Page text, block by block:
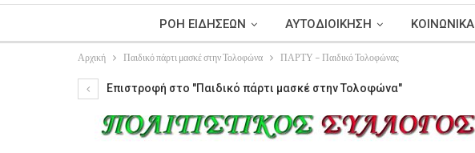
ΡΟΗ ΕΙΔΗΣΕΩΝ ΑΥΤΟΔΙΟΙΚΗΣΗ ΚΟΙΝΩΝΙΚΑ
Αρχική Παιδικό πάρτι μασκέ στην Τολοφώνα ΠΑΡΤΥ – Παιδικό Τολοφώνας
Επιστροφή στο "Παιδικό πάρτι μασκέ στην Τολοφώνα"